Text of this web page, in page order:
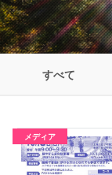
すべて
メディア